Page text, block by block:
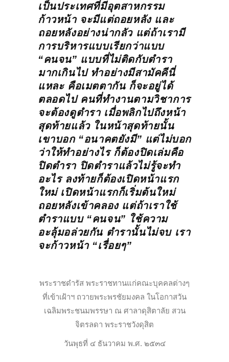
เป็นประเทศที่มีอุตสาหกรรม
ก้าวหน้า จะมีแต่ถอยหลัง และ
ถอยหลังอย่างน่ากลัว แต่ถ้าเรามี
การบริหารแบบเรียกว่าแบบ
“คนจน” แบบที่ไม่ติดกับตำรา
มากเกินไป ทำอย่างมีสามัคคีนี่
แหละ คือเมตตากัน ก็จะอยู่ได้
ตลอดไป คนที่ทำงานตามวิชาการ
จะต้องดูตำรา เมื่อพลิกไปถึงหน้า
สุดท้ายแล้ว ในหน้าสุดท้ายนั้น
เขาบอก “อนาคตยังมี” แต่ไม่บอก
ว่าให้ทำอย่างไร ก็ต้องปิดเล่มคือ
ปิดตำรา ปิดตำราแล้วไม่รู้จะทำ
อะไร ลงท้ายก็ต้องเปิดหน้าแรก
ใหม่ เปิดหน้าแรกก็เริ่มต้นใหม่
ถอยหลังเข้าคลอง แต่ถ้าเราใช้
ตำราแบบ “คนจน” ใช้ความ
อะลุ้มอล่วยกัน ตำรานั้นไม่จบ เรา
จะก้าวหน้า “เรื่อยๆ”
พระราชดำรัส พระราชทานแก่คณะบุคคลต่างๆ
ที่เข้าเฝ้าฯ ถวายพระพรชัยมงคล ในโอกาสวัน
เฉลิมพระชนมพรรษา ณ ศาลาดุสิตาลัย สวน
จิตรลดา พระราชวังดุสิต
วันพุธที่ ๔ ธันวาคม พ.ศ. ๒๕๓๔